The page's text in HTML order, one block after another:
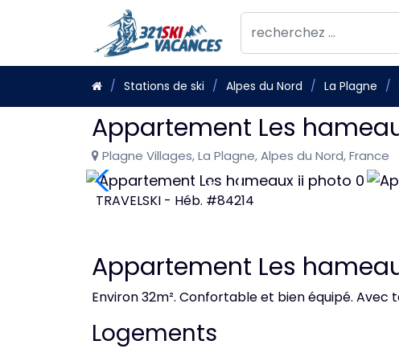
Stations de ski Alpes du Nord La Plagne
Appartement Les
Plagne Villages, La Plagne, Alpes du Nord, France
TRAVELSKI - Héb. #84214
Appartement Les
Environ 32m². Confortable et bien équipé. Avec
Logements